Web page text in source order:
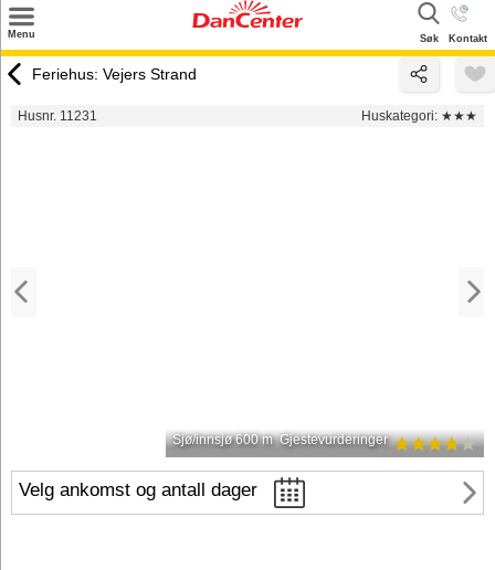
Menu Kontakt
Søk
Tilbud
Feriehus: Vejers Strand
Husnr. 11231 Huskategori: ★★★
Sjø/innsjø 600 m Gjestevurderinger
Velg ankomst og antall dager